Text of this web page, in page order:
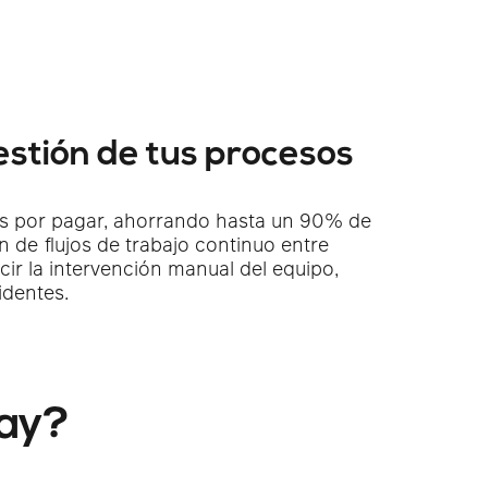
de tus procesos
por pagar, ahorrando hasta un 90% de
de flujos de trabajo continuo entre
la intervención manual del equipo,